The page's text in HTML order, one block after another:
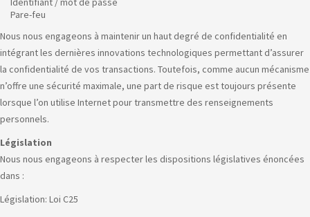
Pare-feu
Nous nous engageons à maintenir un haut degré de confidentialité en
intégrant les dernières innovations technologiques permettant d’assurer
la confidentialité de vos transactions. Toutefois, comme aucun mécanisme
n’offre une sécurité maximale, une part de risque est toujours présente
lorsque l’on utilise Internet pour transmettre des renseignements
personnels.
Législation
Nous nous engageons à respecter les dispositions législatives énoncées
dans :
Législation: Loi C25